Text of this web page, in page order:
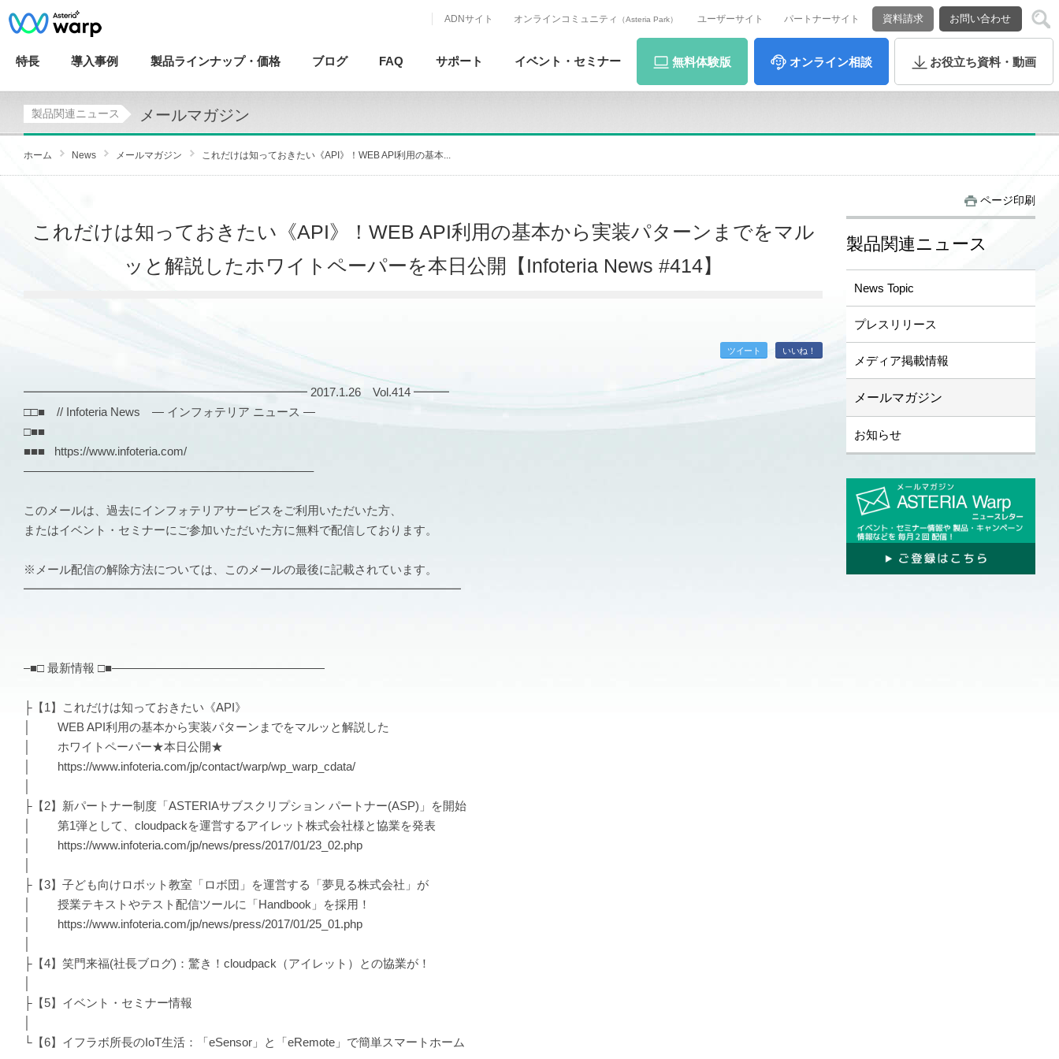
ADNサイト オンラインコミュニティ （Asteria Park） ユーザーサイト パートナーサイト 資料請求 お問い合わせ
特長 導入事例 製品ラインナップ・ 価格 ブログ FAQ サポート イベント・ セミナー 無料体験版 オンライン相談 お役立ち資料・動画
製品関連ニュース メールマガジン
ホーム News メールマガジン これだけは知っておきたい《API》！WEB API利用の基本...
これだけは知っておきたい《API》！WEB API利用の基本から実装パターンまでをマル
ッと解説したホワイトペーパーを本日公開【Infoteria News #414】
ツイート いいね！
━━━━━━━━━━━━━━━━━━━━━━━━ 2017.1.26 Vol.414 ━━━
□□■ // Infoteria News — インフォテリア ニュース —
□■■
■■■ https://www.infoteria.com/
————————————————————————–
このメールは、過去にインフォテリアサービスをご利用いただいた方、
またはイベント・セミナーにご参加いただいた方に無料で配信しております。
※メール配信の解除方法については、このメールの最後に記載されています。
━━━━━━━━━━━━━━━━━━━━━━━━━━━━━━━━━━━━━
–■□ 最新情報 □■——————————————————
├【1】これだけは知っておきたい《API》
│ WEB API利用の基本から実装パターンまでをマルッと解説した
│ ホワイトペーパー★本日公開★
│ https://www.infoteria.com/jp/contact/warp/wp_warp_cdata/
├【2】新パートナー制度「ASTERIAサブスクリプション パートナー(ASP)」を開始
│ 第1弾として、cloudpackを運営するアイレット株式会社様と協業を発表
│ https://www.infoteria.com/jp/news/press/2017/01/23_02.php
├【3】子ども向けロボット教室「ロボ団」を運営する「夢見る株式会社」が
│ 授業テキストやテスト配信ツールに「Handbook」を採用！
│ https://www.infoteria.com/jp/news/press/2017/01/25_01.php
├【4】笑門来福(社長ブログ)：驚き！cloudpack（アイレット）との協業が！
├【5】イベント・セミナー情報
└【6】イフラボ所長のIoT生活：「eSensor」と「eRemote」で簡単スマートホーム
ページ印刷
製品関連ニュース
News Topic
プレスリリース
メディア掲載情報
メールマガジン
お知らせ